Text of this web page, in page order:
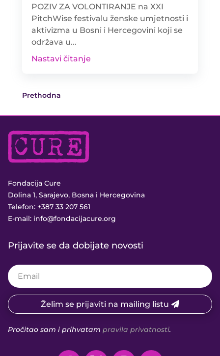
POZIV ZA VOLONTIRANJE na XXI
PitchWise festivalu ženske umjetnosti i
aktivizma u Bosni i Hercegovini koji se
održava u...
Nastavi čitanje
Prethodna
Fondacija Cure
Dolina 1, Sarajevo, Bosna i Hercegovina
Telefon: +387 33 207 561
E-mail: info@fondacijacure.org
Prijavite se da dobijate novosti
Želim se prijaviti na mailing listu
Pročitao sam i prihvatam pravila privatnosti.